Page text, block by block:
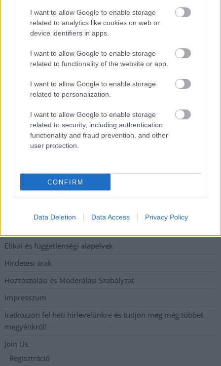
I want to allow Google to enable storage
related to analytics like cookies on web or
device identifiers in apps.
I want to allow Google to enable storage
related to functionality of the website or app.
I want to allow Google to enable storage
related to personalization.
I want to allow Google to enable storage
related to security, including authentication
functionality and fraud prevention, and other
user protection.
CONFIRM
Data Deletion Data Access Privacy Policy
Tánccal, zeneszóval és vásárral telik meg Jászberény, indul a
Csángó Fesztivál
Meghosszabbított hőségriasztás és vízkorlátozások, a
mezőtúri kórházban leállt a klíma
Tragédiába torkollott a segítségnyújtás elmulasztása, három
Hatalmas lángok csaptak fel Szolnokon
Vízitraffipax a Tisza-tavon: mostantól senki sem úszhatja meg
a száguldozást
Elérhetőség
Etikai és függetlenségi alapelvek
Hirdetési árak
Hozzászólási és Moderálási Szabályzat
Impresszum
Iratkozzon fel heti hírlevelünkre és tudjon meg még többet
megyénkről!
Join Us
Regisztráció